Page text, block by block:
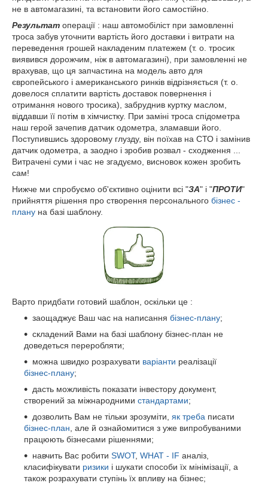
не в автомагазині, та встановити його самостійно.
Результат операції : наш автомобіліст при замовленні
троса забув уточнити вартість його доставки і витрати на
переведення грошей накладеним платежем (т. о. тросик
виявився дорожчим, ніж в автомагазині), при замовленні не
врахував, що ця запчастина на модель авто для
європейського і американського ринків відрізняється (т. о.
довелося сплатити вартість доставок повернення і
отримання нового тросика), забруднив куртку маслом,
віддавши її потім в хімчистку. При заміні троса спідометра
наш герой зачепив датчик одометра, зламавши його.
Поступившись здоровому глузду, він поїхав на СТО і замінив
датчик одометра, а заодно і зробив розвал - сходження ...
Витрачені суми і час не згадуємо, висновок кожен зробить
сам!
Нижче ми спробуємо об'єктивно оцінити всі "ЗА" і "ПРОТИ"
прийняття рішення про створення персонального бізнес -
плану на базі шаблону.
Варто придбати готовий шаблон, оскільки це :
заощаджує Ваш час на написання бізнес-плану;
складений Вами на базі шаблону бізнес-план не
доведеться переробляти;
можна швидко розрахувати варіанти реалізації
бізнес-плану;
дасть можливість показати інвестору документ,
створений за міжнародними стандартами;
дозволить Вам не тільки зрозуміти, як треба писати
бізнес-план, але й ознайомитися з уже випробуваними
працюють бізнесами рішеннями;
навчить Вас робити SWOT, WHAT - IF аналіз,
класифікувати ризики і шукати способи їх мінімізації, а
також розрахувати ступінь їх впливу на бізнес;